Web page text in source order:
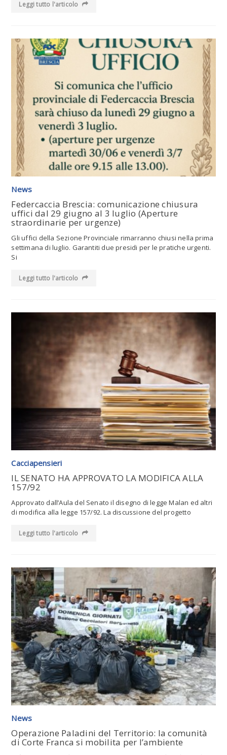
Leggi tutto l'articolo
Leggi tutto l'articolo
News
Federcaccia Brescia: comunicazione chiusura
uffici dal 29 giugno al 3 luglio (Aperture
straordinarie per urgenze)
Gli uffici della Sezione Provinciale rimarranno chiusi nella prima
settimana di luglio. Garantiti due presidi per le pratiche urgenti.
Si
Leggi tutto l'articolo
Leggi tutto l'articolo
Cacciapensieri
IL SENATO HA APPROVATO LA MODIFICA ALLA
157/92
Approvato dall’Aula del Senato il disegno di legge Malan ed altri
di modifica alla legge 157/92. La discussione del progetto
Leggi tutto l'articolo
Leggi tutto l'articolo
News
Operazione Paladini del Territorio: la comunità
di Corte Franca si mobilita per l’ambiente